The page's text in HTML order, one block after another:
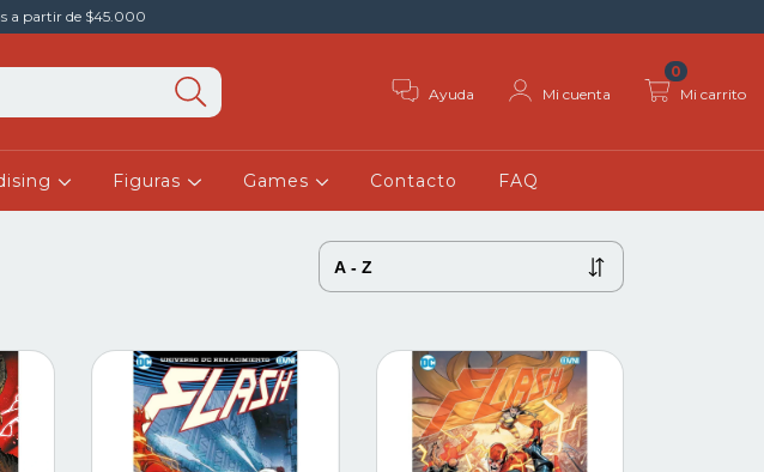
a partir de $45.000
Ayuda Mi cuenta Mi carrito
0
Figuras Games Contacto FAQ